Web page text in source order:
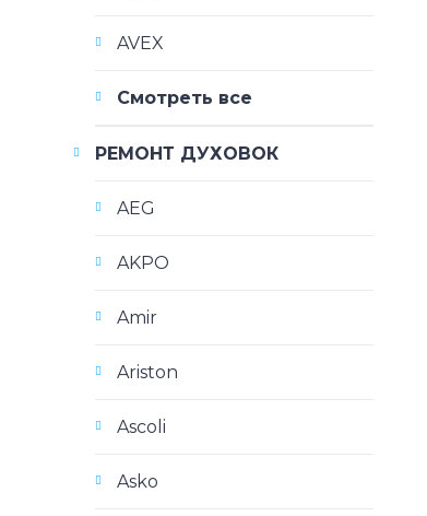
AVEX
Смотреть все
РЕМОНТ ДУХОВОК
AEG
AKPO
Amir
Ariston
Ascoli
Asko